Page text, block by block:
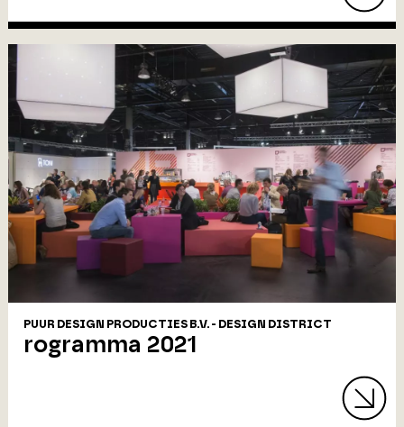
PUUR DESIGN PRODUCTIES B.V. - DESIGN DISTRICT
rogramma 2021